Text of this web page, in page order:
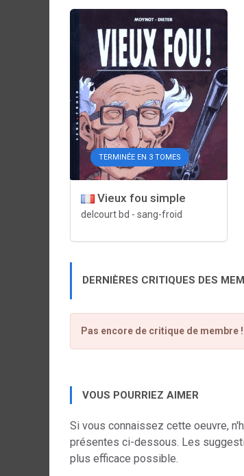
TERMINÉE EN 3 TOMES
Vieux fou simple
delcourt bd - sang-froid
DERNIÈRES CRITIQUES DES
Pas encore de critique de membre !
VOUS POURRIEZ AIMER
Si vous connaissez cette oeuvre,
présentes ci-dessous. Les
plus efficace possible.